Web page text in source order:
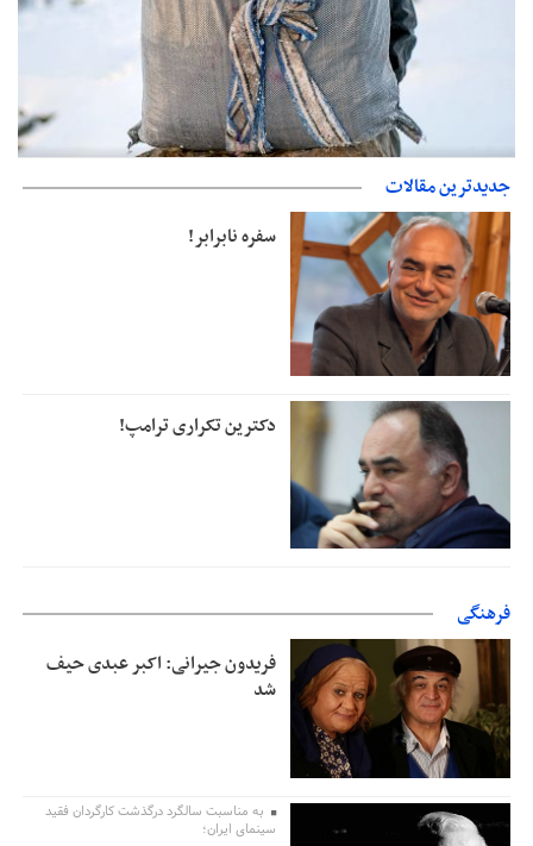
حمایت از مرزنشینان نباید به زیان تولید باشد/مواد اولیه با کولبری
وارد شود
جدیدترین مقالات
سفره نابرابر!
دکترین تکراری ترامپ!
فرهنگی
فریدون جیرانی: اکبر عبدی حیف
شد
به مناسبت سالگرد درگذشت کارگردان فقید
سینمای ایران؛